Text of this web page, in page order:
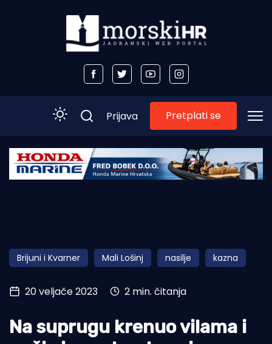
Početna
Obala
Otoci
Turizam i nautika
Pomorstvo
Prijava Pretplati se
Brijuni i Kvarner Mali Lošinj nasilje kazna
20 veljače 2023 2 min. čitanja
Na suprugu krenuo vilama i